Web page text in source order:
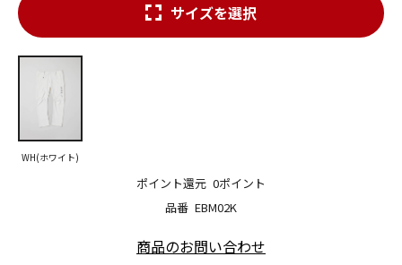
品番 EBM02K
ポイント還元 0ポイント
サイズを選択
WH(ホワイト)
商品のお問い合わせ